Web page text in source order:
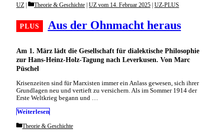
Am 1. März lädt die Gesellschaft für dialektische Philosophie
zur Hans-Heinz-Holz-Tagung nach Leverkusen. Von Marc
Püschel
Aus der Ohnmacht heraus
UZ Categories
Theorie & Geschichte UZ vom 14. Februar 2025 UZ-PLUS
Krisenzeiten sind für Marxisten immer ein Anlass gewesen, sich ihrer
Grundlagen neu und vertieft zu versichern. Als im Sommer 1914 der
Erste Weltkrieg begann und …
Weiterlesen
Categories
Theorie & Geschichte